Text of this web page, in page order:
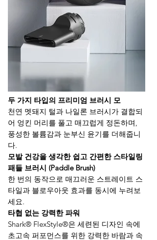
두 가지 타입의 프리미엄 브러시 모
천연 멧돼지 털과 나일론 브러시가 결합되
어 엉킨 머리를 풀고 매끄럽게 정돈하며,
풍성한 볼륨감과 눈부신 윤기를 더해줍니
다.
모발 건강을 생각한 쉽고 간편한 스타일링
패들 브러시 (Paddle Brush)
한 번의 동작으로 매끄러운 스트레이트 스
타일과 블로우아웃 효과를 동시에 누려보
세요.
타협 없는 강력한 파워
Shark® FlexStyle®은 세련된 디자인 속에
초고속 퍼포먼스를 위한 강력한 바람과 속